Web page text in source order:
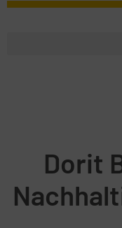
Dorit